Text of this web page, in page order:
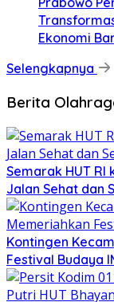
Ekonomi
Selengkapnya
Berita
Semarak HUT RI
Jalan Sehat dan
Kontingen
Festival Budaya